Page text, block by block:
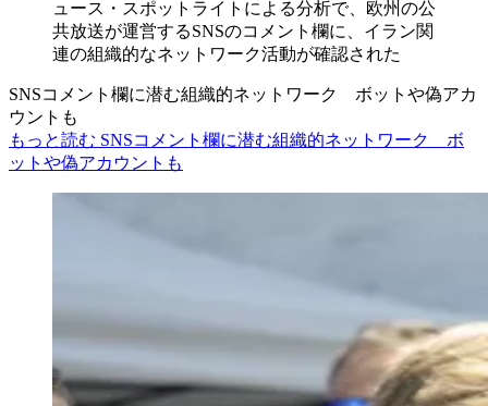
SNSコメント欄に潜む組織的ネットワーク ボットや偽アカ
ウントも
もっと読む SNSコメント欄に潜む組織的ネットワーク ボ
ットや偽アカウントも